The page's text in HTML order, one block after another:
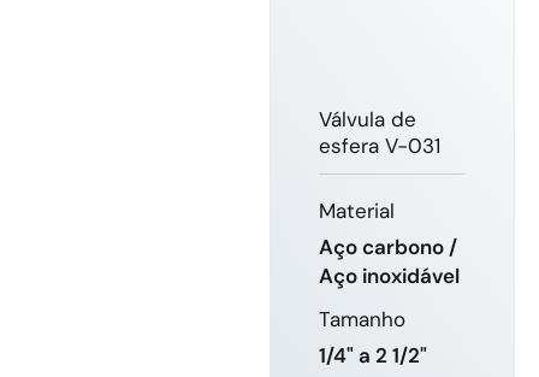
Válvula de
esfera V-031
Material
Aço carbono /
Aço inoxidável
Tamanho
1/4" a 2 1/2"